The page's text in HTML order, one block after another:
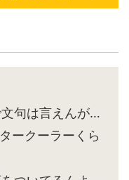
句は言えんが…
ークーラーくら